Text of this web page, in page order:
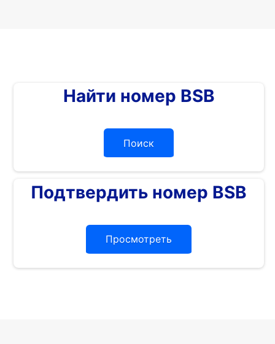
Найти номер BSB
Поиск
Подтвердить номер BSB
Просмотреть